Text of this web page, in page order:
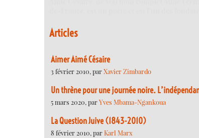
Articles
Aimer Aimé Césaire
3 février 2010, parXavier Zimbardo
Un thrène pour une journée noire.
5 mars 2020, parYves Mbama-Ngankoua
La Question Juive (1843-2010)
8 février 2010, parKarl Marx